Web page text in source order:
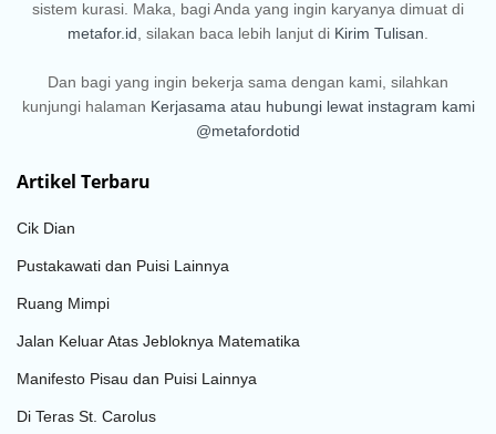
sistem kurasi. Maka, bagi Anda yang ingin karyanya dimuat di
metafor.id , silakan baca lebih lanjut di Kirim Tulisan
Dan bagi yang ingin bekerja sama dengan kami, silahkan
kunjungi halaman Kerjasama atau hubungi lewat instagram kami
@metafordotid
Artikel Terbaru
Cik Dian
Pustakawati dan Puisi Lainnya
Ruang Mimpi
Jalan Keluar Atas Jebloknya Matematika
Manifesto Pisau dan Puisi Lainnya
Di Teras St. Carolus